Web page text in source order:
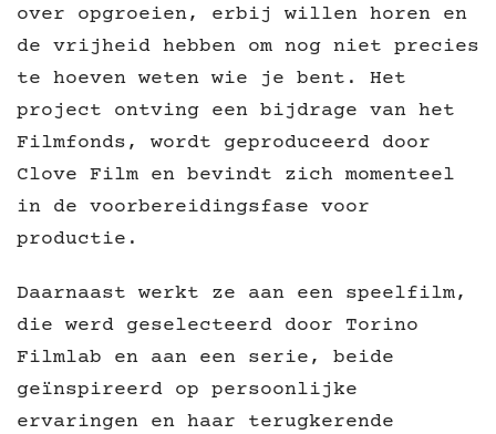
over opgroeien, erbij willen horen en
de vrijheid hebben om nog niet precies
te hoeven weten wie je bent. Het
project ontving een bijdrage van het
Filmfonds, wordt geproduceerd door
Clove Film en bevindt zich momenteel
in de voorbereidingsfase voor
productie.
Daarnaast werkt ze aan een speelfilm,
die werd geselecteerd door Torino
Filmlab en aan een serie, beide
geïnspireerd op persoonlijke
ervaringen en haar terugkerende